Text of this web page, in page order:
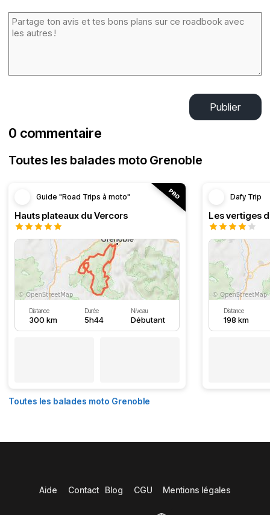
Publier
0 commentaire
Toutes les balades moto Grenoble
Guide "Road Trips à moto"
Hauts plateaux du Vercors
Distance
300 km
Durée
5h44
Niveau
Débutant
Dafy Trip
Les vertiges
Distance
198 km
Toutes les balades moto Grenoble
Aide Contact Blog CGU Mentions légales